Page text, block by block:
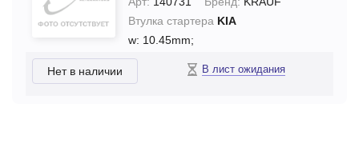
Втулка стартера KIA
w: 10.45mm;
Нет в наличии В лист ожидания